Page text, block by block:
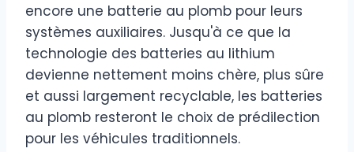
encore une batterie au plomb pour leurs
systèmes auxiliaires. Jusqu'à ce que la
technologie des batteries au lithium
devienne nettement moins chère, plus sûre
et aussi largement recyclable, les batteries
au plomb resteront le choix de prédilection
pour les véhicules traditionnels.